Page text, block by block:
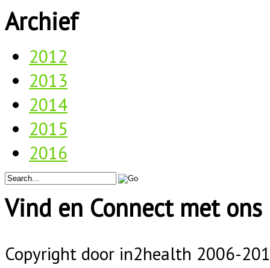
Archief
2012
2013
2014
2015
2016
Vind en Connect met ons
Copyright door in2health 2006-